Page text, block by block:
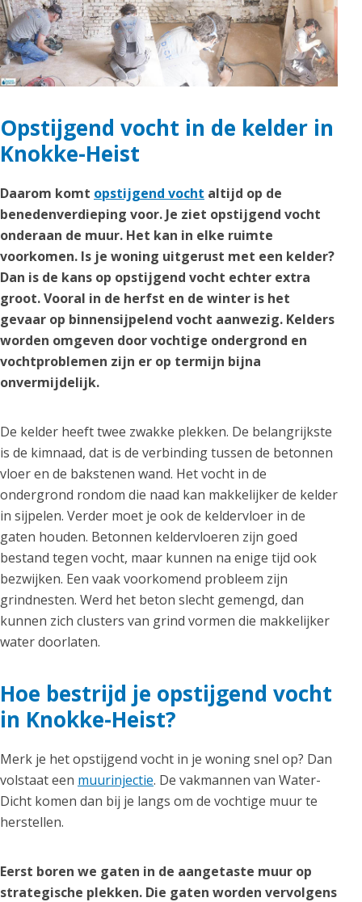
Opstijgend vocht in de kelder in
Knokke-Heist
Daarom komt opstijgend vocht altijd op de
benedenverdieping voor. Je ziet opstijgend vocht
onderaan de muur. Het kan in elke ruimte
voorkomen. Is je woning uitgerust met een kelder?
Dan is de kans op opstijgend vocht echter extra
groot. Vooral in de herfst en de winter is het
gevaar op binnensijpelend vocht aanwezig. Kelders
worden omgeven door vochtige ondergrond en
vochtproblemen zijn er op termijn bijna
onvermijdelijk.
De kelder heeft twee zwakke plekken. De belangrijkste
is de kimnaad, dat is de verbinding tussen de betonnen
vloer en de bakstenen wand. Het vocht in de
ondergrond rondom die naad kan makkelijker de kelder
in sijpelen. Verder moet je ook de keldervloer in de
gaten houden. Betonnen keldervloeren zijn goed
bestand tegen vocht, maar kunnen na enige tijd ook
bezwijken. Een vaak voorkomend probleem zijn
grindnesten. Werd het beton slecht gemengd, dan
kunnen zich clusters van grind vormen die makkelijker
water doorlaten.
Hoe bestrijd je opstijgend vocht
in Knokke-Heist?
Merk je het opstijgend vocht in je woning snel op? Dan
volstaat een muurinjectie. De vakmannen van Water-
Dicht komen dan bij je langs om de vochtige muur te
herstellen.
Eerst boren we gaten in de aangetaste muur op
strategische plekken. Die gaten worden vervolgens